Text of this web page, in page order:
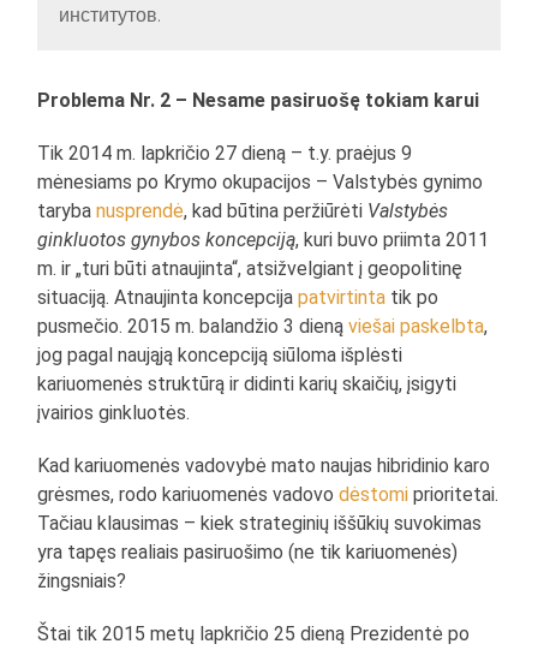
институтов.
Problema Nr. 2 – Nesame pasiruošę tokiam karui
Tik 2014 m. lapkričio 27 dieną – t.y. praėjus 9
mėnesiams po Krymo okupacijos – Valstybės gynimo
tarybanusprendė, kad būtina peržiūrėti Valstybės
ginkluotos gynybos koncepciją, kuri buvo priimta 2011
m. ir „turi būti atnaujinta“, atsižvelgiant į geopolitinę
situaciją. Atnaujinta koncepcijapatvirtinta tik po
pusmečio. 2015 m. balandžio 3 dienąviešai paskelbta,
jog pagal naująją koncepciją siūloma išplėsti
kariuomenės struktūrą ir didinti karių skaičių, įsigyti
įvairios ginkluotės.
Kad kariuomenės vadovybė mato naujas hibridinio karo
grėsmes, rodo kariuomenės vadovodėstomi prioritetai.
Tačiau klausimas – kiek strateginių iššūkių suvokimas
yra tapęs realiais pasiruošimo (ne tik kariuomenės)
žingsniais?
Štai tik 2015 metų lapkričio 25 dieną Prezidentė po